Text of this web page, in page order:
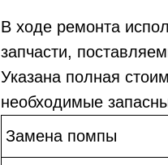
В ходе ремонта
запчасти,
Указана полная
необходимые
Замена помпы